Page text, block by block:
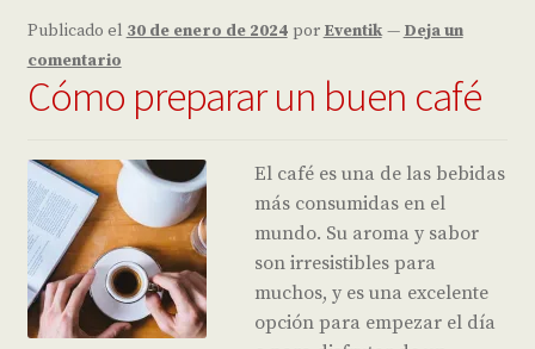
Publicado el 30 de enero de 2024 por Eventik — Deja un
comentario
Cómo preparar un buen café
El café es una de las bebidas
más consumidas en el
mundo. Su aroma y sabor
son irresistibles para
muchos, y es una excelente
opción para empezar el día